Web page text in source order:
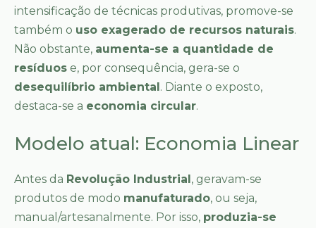
intensificação de técnicas produtivas, promove-se
também o uso exagerado de recursos naturais.
Não obstante, aumenta-se a quantidade de
resíduos e, por consequência, gera-se o
desequilíbrio ambiental . Diante o exposto,
destaca-se a economia circular.
Modelo atual: Economia Linear
Antes da Revolução Industrial, geravam-se
produtos de modo manufaturado, ou seja,
manual/artesanalmente. Por isso, produzia-se